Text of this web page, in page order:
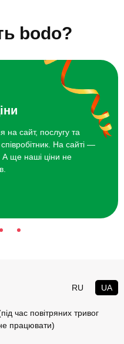
1600 грн
2700 грн
bodo?
на сайт, послугу та
На сайті —
А ще наші ціни не
RU UA
час повітряних тривог
працювати)